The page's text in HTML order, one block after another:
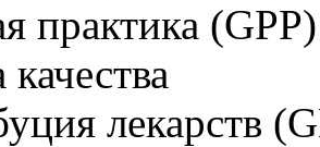
практика (GPP)
лекарств